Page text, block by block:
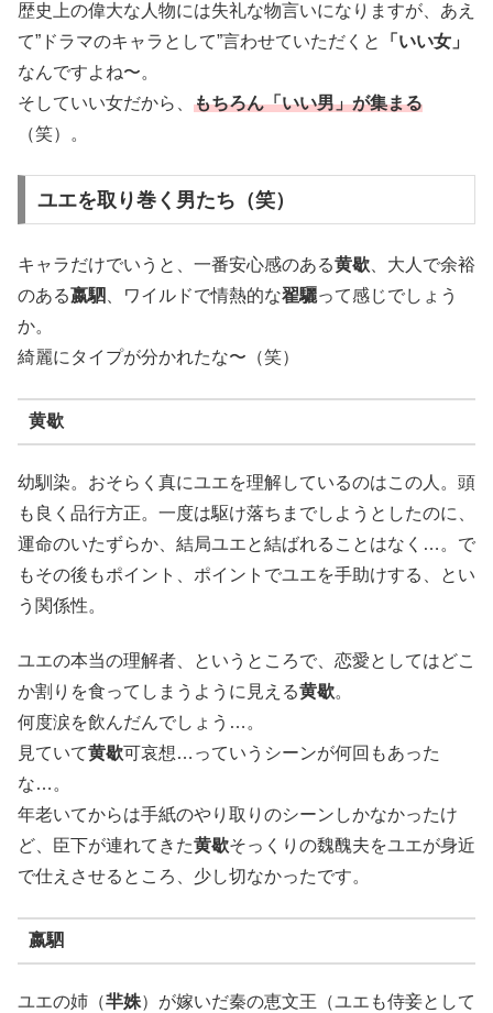
歴史上の偉大な人物には失礼な物言いになりますが、あえ
て”ドラマのキャラとして”言わせていただくと
「いい女」
なんですよね〜。
そしていい女だから、 もちろん「いい男」が集まる
（笑）。
ユエを取り巻く男たち（笑）
キャラだけでいうと、一番安心感のある黄歇 、大人で余裕
のある嬴駟 、ワイルドで情熱的な翟驪って感じでしょう
か。
綺麗にタイプが分かれたな〜（笑）
黄歇
幼馴染。おそらく真にユエを理解しているのはこの人。頭
も良く品行方正。一度は駆け落ちまでしようとしたのに、
運命のいたずらか、結局ユエと結ばれることはなく…。で
もその後もポイント、ポイントでユエを手助けする、とい
う関係性。
ユエの本当の理解者、というところで、恋愛としてはどこ
か割りを食ってしまうように見える黄歇。
何度涙を飲んだんでしょう…。
見ていて黄歇可哀想…っていうシーンが何回もあった
な…。
年老いてからは手紙のやり取りのシーンしかなかったけ
ど、臣下が連れてきた黄歇そっくりの魏醜夫をユエが身近
で仕えさせるところ、少し切なかったです。
嬴駟
ユエの姉（羋姝）が嫁いだ秦の恵文王（ユエも侍妾として